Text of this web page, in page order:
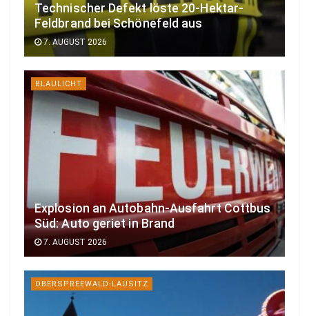
Technischer Defekt löste 20-Hektar-
Feldbrand bei Schönefeld aus
7. AUGUST 2026
BLAULICHT
Explosion an Autobahn-Ausfahrt Cottbus
Süd: Auto geriet in Brand
7. AUGUST 2026
OBERSPREEWALD-LAUSITZ